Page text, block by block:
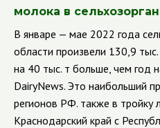
молока в
В январе — мае 2022 года
области произвели 130,9
на 40 тыс. т больше, чем год
DairyNews. Это наибольший
регионов РФ. также в тройку
Краснодарский край с